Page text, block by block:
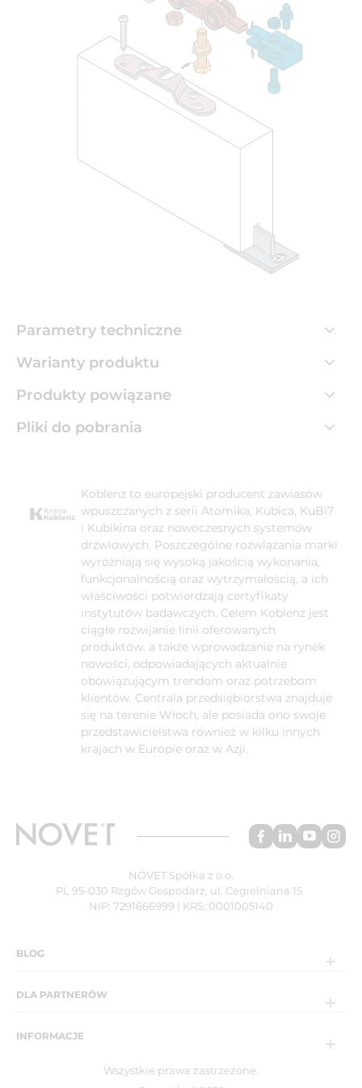
Parametry techniczne
Warianty produktu
Produkty powiązane
Pliki do pobrania
Koblenz to europejski producent zawiasów
wpuszczanych z serii Atomika, Kubica, KuBi7
i Kubikina oraz nowoczesnych systemów
drzwiowych. Poszczególne rozwiązania marki
wyróżniają się wysoką jakością wykonania,
funkcjonalnością oraz wytrzymałością, a ich
właściwości potwierdzają certyfikaty
instytutów badawczych. Celem Koblenz jest
ciągłe rozwijanie linii oferowanych
produktów. a także wprowadzanie na rynek
nowości, odpowiadających aktualnie
obowiązującym trendom oraz potrzebom
klientów. Centrala przedsiębiorstwa znajduje
się na terenie Włoch, ale posiada ono swoje
przedstawicielstwa również w kilku innych
krajach w Europie oraz w Azji.
NOVET Spółka z o.o.
PL 95-030 Rzgów Gospodarz, ul. Cegielniana 15
NIP: 7291666999 | KRS: 0001005140
BLOG
DLA PARTNERÓW
INFORMACJE
Wszystkie prawa zastrzeżone.